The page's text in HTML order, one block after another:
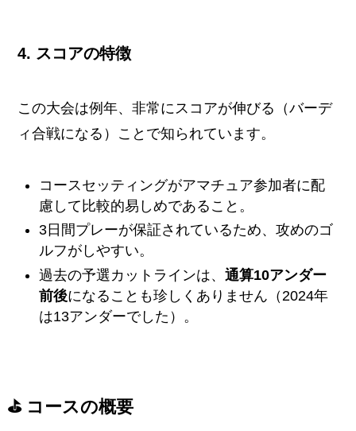
4. スコアの特徴
この大会は例年、非常にスコアが伸びる（バーデ
ィ合戦になる）ことで知られています。
コースセッティングがアマチュア参加者に配
慮して比較的易しめであること。
3日間プレーが保証されているため、攻めのゴ
ルフがしやすい。
過去の予選カットラインは、通算10アンダー
前後になることも珍しくありません（2024年
は13アンダーでした）。
⛳️ コースの概要